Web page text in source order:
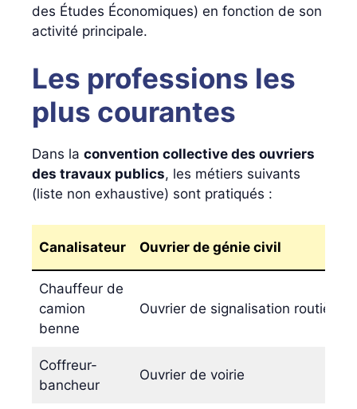
des Études Économiques) en fonction de son
activité principale.
Les professions les
plus courantes
Dans la convention collective des ouvriers
des travaux publics, les métiers suivants
(liste non exhaustive) sont pratiqués :
Canalisateur Ouvrier de génie civil
Chauffeur de
camion
benne
Ouvrier de signalisation routière
Coffreur-
bancheur
Ouvrier de voirie